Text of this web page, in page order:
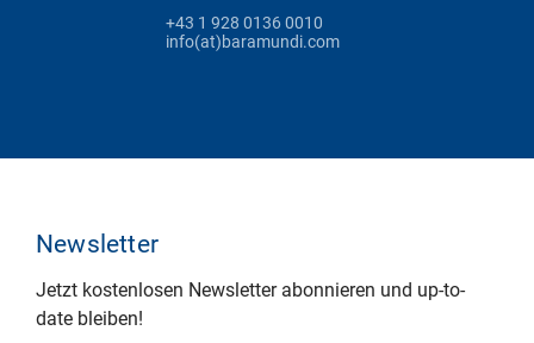
+43 1 928 0136 0010
info(at)baramundi.com
Newsletter
Jetzt kostenlosen Newsletter abonnieren und up-to-
date bleiben!